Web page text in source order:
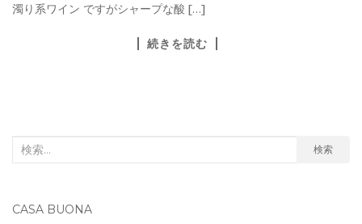
濁り系ワイン ですがシャープな酸 […]
続きを読む
検
象:
検索
CASA BUONA